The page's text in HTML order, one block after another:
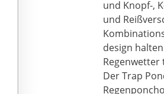
für alle Arten
Outdoor-
wie Camping,
Bergsteigen,
【Ultraleicht
Tragbar
und Knopf-,
und
design
Regenwetter
Der Trap
Regenponcho